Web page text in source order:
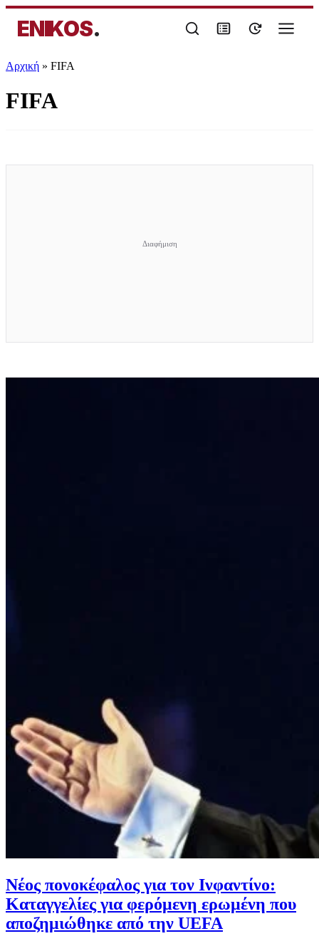
ENIKOS.
Αρχική » FIFA
FIFA
Νέος πονοκέφαλος για τον Ινφαντίνο:
Καταγγελίες για φερόμενη ερωμένη που
αποζημιώθηκε από την UEFA